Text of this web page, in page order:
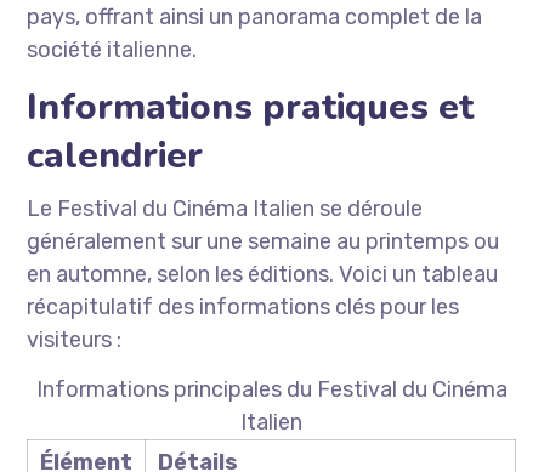
pays, offrant ainsi un panorama complet de la
société italienne.
Informations pratiques et
calendrier
Le Festival du Cinéma Italien se déroule
généralement sur une semaine au printemps ou
en automne, selon les éditions. Voici un tableau
récapitulatif des informations clés pour les
visiteurs :
Informations principales du Festival du Cinéma
Italien
Élément
Détails